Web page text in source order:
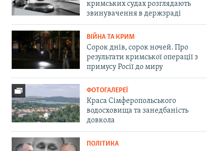
кримських судах розглядають
звинувачення в держзраді
ВІЙНА ТА КРИМ
Сорок днів, сорок ночей. Про
результати кримської операції з
примусу Росії до миру
ФОТОГАЛЕРЕЇ
Краса Сімферопольського
водосховища та занедбаність
довкола
ПОЛІТИКА